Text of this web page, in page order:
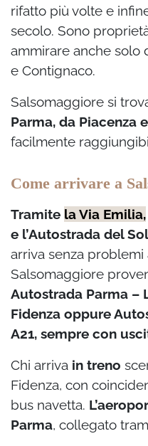
rifatto più volte e
secolo. Sono
ammirare anche solo
e Contignaco.
Salsomaggiore si
Parma, da Piacenza
facilmente
Come arrivare a
Tramite la Via Emilia,
e l’Autostrada del
arriva senza problemi
Salsomaggiore
Autostrada Parma –
Fidenza oppure
A21, sempre con
Chi arriva in treno
Fidenza, con
bus navetta.
Parma, collegato